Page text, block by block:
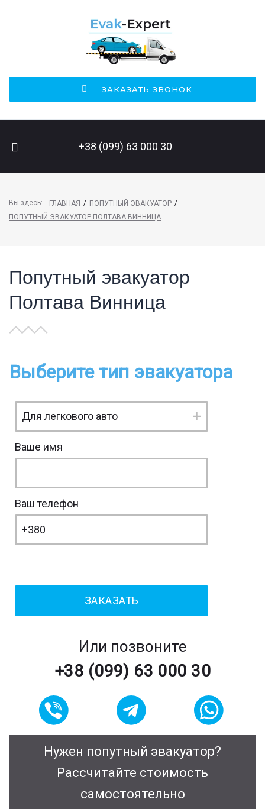
ЗАКАЗАТЬ ЗВОНОК
+38 (099) 63 000 30
Вы здесь: ГЛАВНАЯ / ПОПУТНЫЙ ЭВАКУАТОР /
ПОПУТНЫЙ ЭВАКУАТОР ПОЛТАВА ВИННИЦА
Попутный эвакуатор
Полтава Винница
Выберите тип эвакуатора
Ваше имя
Ваш телефон
Или позвоните
+38 (099) 63 000 30
Нужен попутный эвакуатор?
Рассчитайте стоимость
самостоятельно
ПОИСК НА САЙТЕ